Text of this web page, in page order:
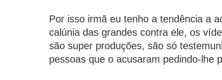
Por isso irmã eu tenho a tendência a
calúnia das grandes contra ele, os
são super produções, são só
pessoas que o acusaram pedindo-lhe